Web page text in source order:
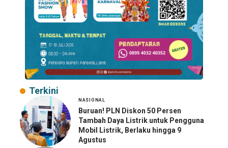
Terkini
NASIONAL
Buruan! PLN Diskon 50 Persen
Tambah Daya Listrik untuk Pengguna
Mobil Listrik, Berlaku hingga 9
Agustus